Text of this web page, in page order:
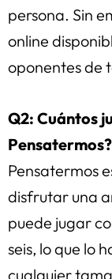
persona. Sin
online
oponentes de
Q2: Cuántos
Pensatermos?
Pensatermos
disfrutar una
puede jugar
seis, lo que lo
cualquier